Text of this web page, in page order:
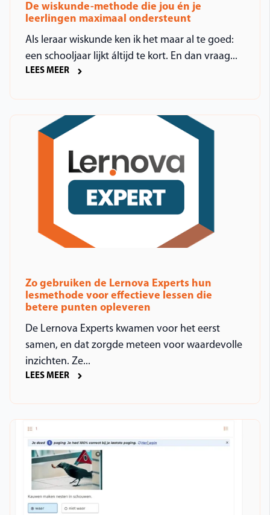
De wiskunde-methode die jou én je
leerlingen maximaal ondersteunt
Als leraar wiskunde ken ik het maar al te goed:
een schooljaar lijkt áltijd te kort. En dan vraag...
LEES MEER
Zo gebruiken de Lernova Experts hun
lesmethode voor effectieve lessen die
betere punten opleveren
De Lernova Experts kwamen voor het eerst
samen, en dat zorgde meteen voor waardevolle
inzichten. Ze...
LEES MEER